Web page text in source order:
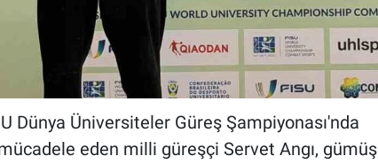
Dünya Üniversiteler Güreş Şampiyonası'nda
eden milli güreşçi Servet Angı, gümüş